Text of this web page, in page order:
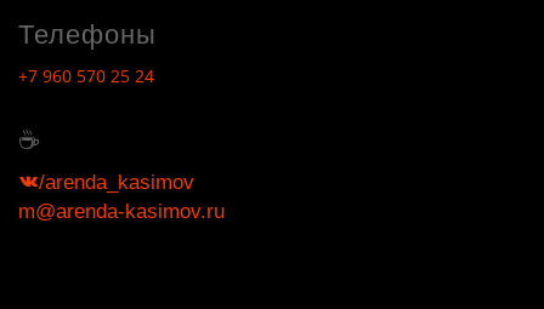
Телефоны
+7 960 570 25 24
☕
/arenda_kasimov
m@arenda-kasimov.ru